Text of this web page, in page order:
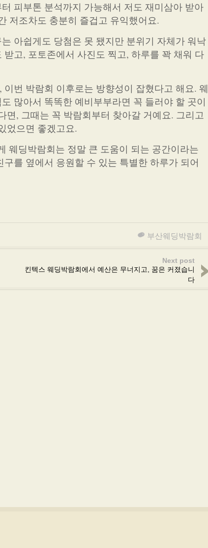
피부톤 분석까지 가능해서 저도 재미삼아 받아
저조차도 충분히 즐겁고 유익했어요.
아쉽게도 당첨은 못 됐지만 분위기 자체가 워낙
고, 포토존에서 사진도 찍고, 하루를 꽉 채워 다
번 박람회 이후로는 방향성이 잡혔다고 해요. 웨
많아서 똑똑한 예비부부라면 꼭 들러야 할 곳이
면, 그때는 꼭 박람회부터 찾아갈 거예요. 그리고
었으면 좋겠고요.
웨딩박람회는 정말 큰 도움이 되는 공간이라는
를 옆에서 응원할 수 있는 특별한 하루가 되어
부산웨딩박람회
Next post
킨텍스 웨딩박람회에서 예산은 무너지고, 꿈은 커졌습니
다